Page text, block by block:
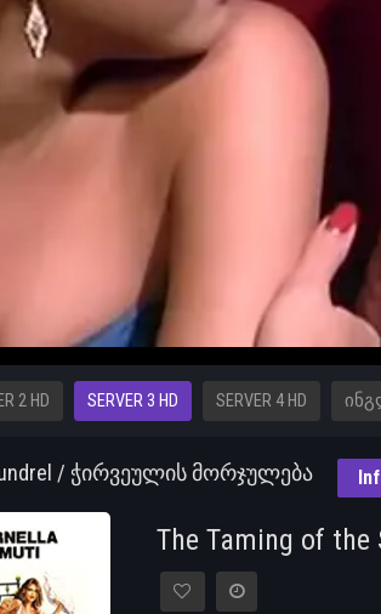
2 HD SERVER 3 HD SERVER 4 HD
/ ჭირვეულის მორჯულება
The Taming of